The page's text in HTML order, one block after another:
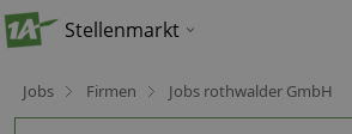
Stellenmarkt
Jobs Firmen Jobs rothwalder GmbH